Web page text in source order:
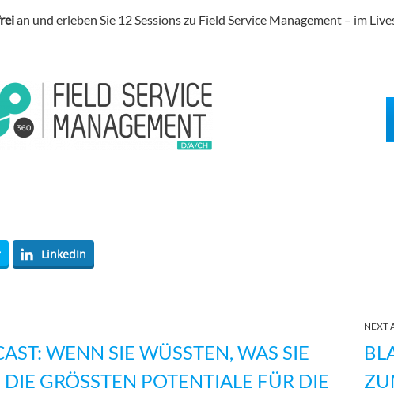
an und erleben Sie 12 Sessions zu Field Service Management – im
LinkedIn
WENN SIE WÜSSTEN, WAS SIE
GRÖSSTEN POTENTIALE FÜR DIE A
NEXT